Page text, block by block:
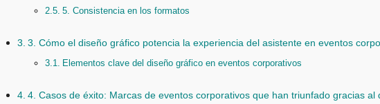
5. Consistencia en los formatos
3. Cómo el diseño gráfico potencia la experiencia del asistente en eventos
Elementos clave del diseño gráfico en eventos corporativos
4. Casos de éxito: Marcas de eventos corporativos que han triunfado gracias al